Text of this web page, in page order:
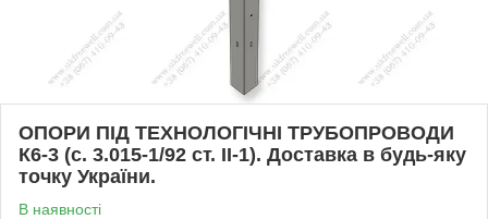
ОПОРИ ПІД ТЕХНОЛОГІЧНІ ТРУБОПРОВОДИ
К6-3 (с. 3.015-1/92 ст. II-1). Доставка в будь-яку
точку України.
В наявності